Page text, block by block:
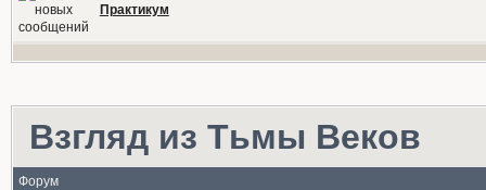
Практикум
Взгляд из Тьмы Веков
Форум